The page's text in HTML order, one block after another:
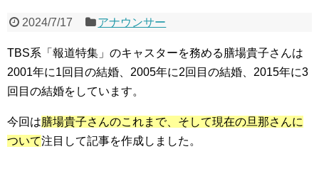
2024/7/17 アナウンサー
TBS系「報道特集」のキャスターを務める膳場貴子さんは
2001年に1回目の結婚、2005年に2回目の結婚、2015年に3
回目の結婚をしています。
今回は膳場貴子さんのこれまで、そして現在の旦那さんに
ついて注目して記事を作成しました。